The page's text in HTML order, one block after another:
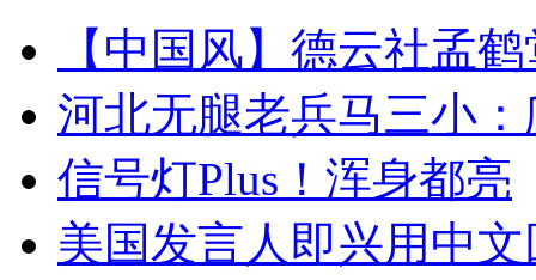
【中国风】德云社孟
河北无腿老兵马三小
信号灯Plus！浑身都亮
美国发言人即兴用中